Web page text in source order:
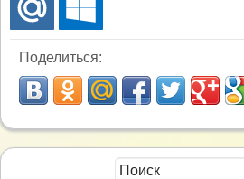
Поделиться: